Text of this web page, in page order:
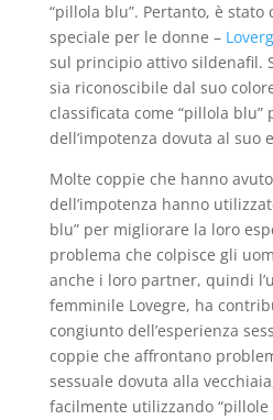
“pillola blu”. Pertanto, è stato
speciale per le donne –
sul principio attivo sildenafil.
sia riconoscibile dal suo
classificata come “pillola blu”
dell’impotenza dovuta al suo
Molte coppie che hanno
dell’impotenza hanno
blu” per migliorare la loro
problema che colpisce gli
anche i loro partner, quindi
femminile Lovegre, ha
congiunto dell’esperienza
coppie che affrontano
sessuale dovuta alla
facilmente utilizzando “pillole